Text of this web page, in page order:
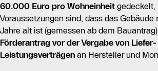
60.000 Euro pro Wohneinheit gedeckelt,
Voraussetzungen sind, dass das
Jahre alt ist (gemessen ab dem
Förderantrag vor der Vergabe von Liefer-
Leistungsverträgen an Hersteller und